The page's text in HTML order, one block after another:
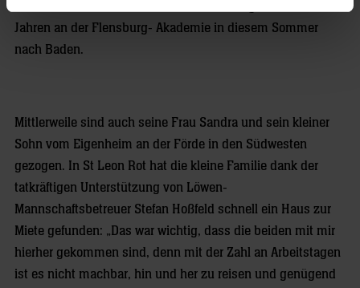
Jahren an der Flensburg- Akademie in diesem Sommer
nach Baden.
Mittlerweile sind auch seine Frau Sandra und sein kleiner
Sohn vom Eigenheim an der Förde in den Südwesten
gezogen. In St Leon Rot hat die kleine Familie dank der
tatkräftigen Unterstützung von Löwen-
Mannschaftsbetreuer Stefan Hoßfeld schnell ein Haus zur
Miete gefunden: „Das war wichtig, dass die beiden mit mir
hierher gekommen sind, denn mit der Zahl an Arbeitstagen
ist es nicht machbar, hin und her zu reisen und genügend